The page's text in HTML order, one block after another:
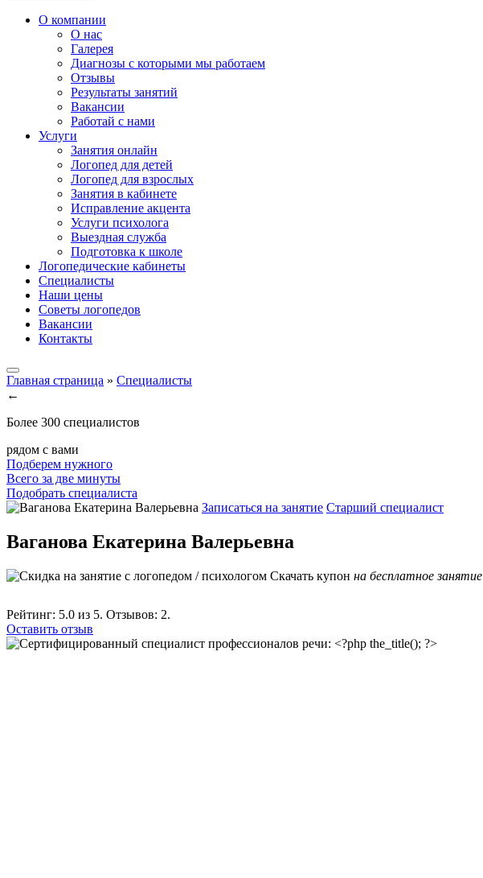
О компании
О нас
Галерея
Диагнозы с которыми мы работаем
Отзывы
Результаты занятий
Вакансии
Работай с нами
Услуги
Занятия онлайн
Логопед для детей
Логопед для взрослых
Занятия в кабинете
Исправление акцента
Услуги психолога
Выездная служба
Подготовка к школе
Логопедические кабинеты
Специалисты
Наши цены
Советы логопедов
Вакансии
Контакты
Главная страница » Специалисты
←
Более 300 специалистов
рядом с вами
Подберем нужного
Всего за две минуты
Подобрать специалиста
Записаться на занятие Старший специалист
Ваганова Екатерина Валерьевна
Скачать купон на бесплатное занятие
Рейтинг: 5.0 из 5. Отзывов: 2.
Оставить отзыв